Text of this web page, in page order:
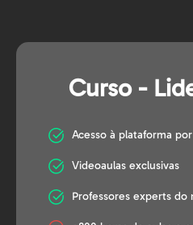
Curso -
Acesso à plataforma por
Videoaulas exclusivas
Professores experts do